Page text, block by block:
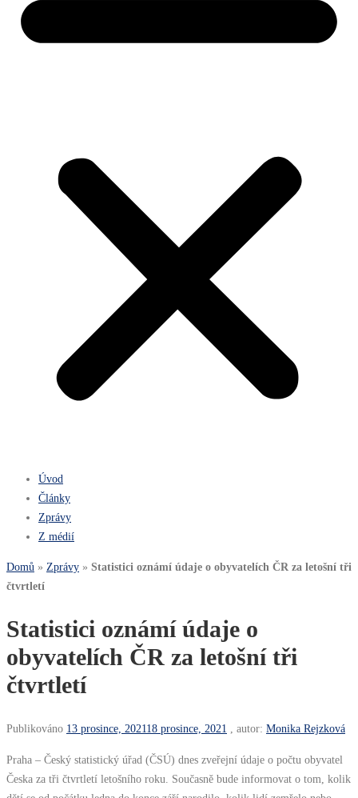
Úvod
Články
Zprávy
Z médií
Domů » Zprávy » Statistici oznámí údaje o obyvatelích ČR za letošní tři
čtvrtletí
Statistici oznámí údaje o
obyvatelích ČR za letošní tři
čtvrtletí
Publikováno 13 prosince, 202118 prosince, 2021 , autor: Monika Rejzková
Praha – Český statistický úřad (ČSÚ) dnes zveřejní údaje o počtu obyvatel
Česka za tři čtvrtletí letošního roku. Současně bude informovat o tom, kolik